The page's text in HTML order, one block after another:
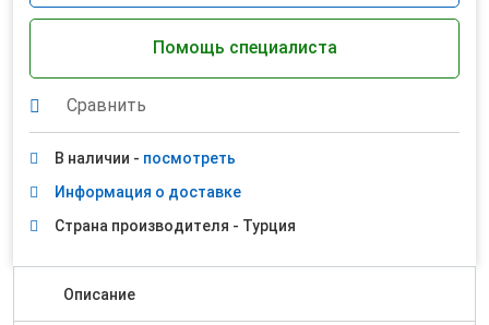
Помощь специалиста
Сравнить
В наличии - посмотреть
Информация о доставке
Страна производителя - Турция
Описание